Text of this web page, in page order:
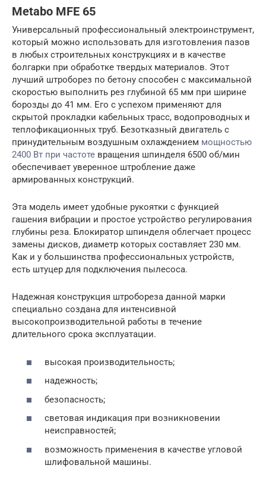
Metabo MFE 65
Универсальный профессиональный электроинструмент,
который можно использовать для изготовления пазов
в любых строительных конструкциях и в качестве
болгарки при обработке твердых материалов. Этот
лучший штроборез по бетону способен с максимальной
скоростью выполнить рез глубиной 65 мм при ширине
борозды до 41 мм. Его с успехом применяют для
скрытой прокладки кабельных трасс, водопроводных и
теплофикационных труб. Безотказный двигатель с
принудительным воздушным охлаждением мощностью
2400 Вт при частоте вращения шпинделя 6500 об/мин
обеспечивает уверенное штробление даже
армированных конструкций.
Эта модель имеет удобные рукоятки с функцией
гашения вибрации и простое устройство регулирования
глубины реза. Блокиратор шпинделя облегчает процесс
замены дисков, диаметр которых составляет 230 мм.
Как и у большинства профессиональных устройств,
есть штуцер для подключения пылесоса.
Надежная конструкция штробореза данной марки
специально создана для интенсивной
высокопроизводительной работы в течение
длительного срока эксплуатации.
высокая производительность;
надежность;
безопасность;
световая индикация при возникновении
неисправностей;
возможность применения в качестве угловой
шлифовальной машины.